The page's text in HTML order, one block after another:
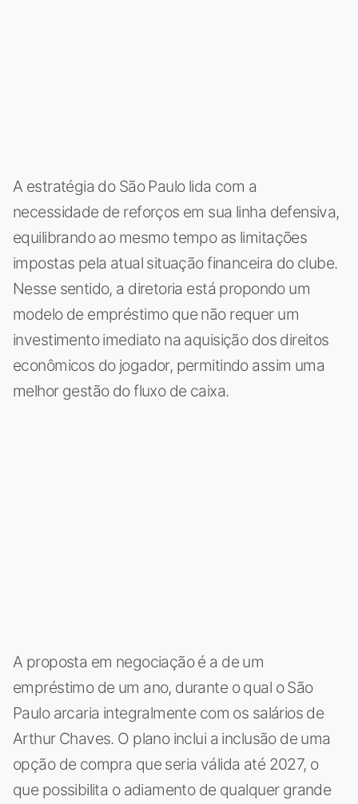
A estratégia do São Paulo lida com a
necessidade de reforços em sua linha defensiva,
equilibrando ao mesmo tempo as limitações
impostas pela atual situação financeira do clube.
Nesse sentido, a diretoria está propondo um
modelo de empréstimo que não requer um
investimento imediato na aquisição dos direitos
econômicos do jogador, permitindo assim uma
melhor gestão do fluxo de caixa.
A proposta em negociação é a de um
empréstimo de um ano, durante o qual o São
Paulo arcaria integralmente com os salários de
Arthur Chaves. O plano inclui a inclusão de uma
opção de compra que seria válida até 2027, o
que possibilita o adiamento de qualquer grande